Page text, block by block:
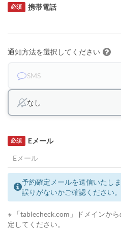
携帯電話
必須
通知方法を選択してください
SMS
なし
Eメール
必須
予約確定メールを送信いたし
誤りがないかご確認ください。
※ 「tablecheck.com」ドメインか
定してください。